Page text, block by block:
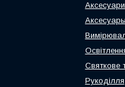
Святкове
Рукоділля